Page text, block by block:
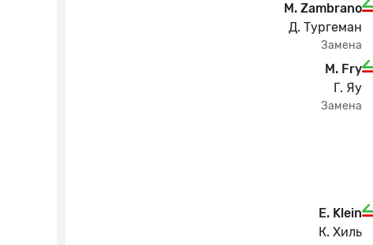
M. Zambrano
Д. Тургеман
Замена
M. Fry
Г. Яу
Замена
E. Klein
К. Хиль